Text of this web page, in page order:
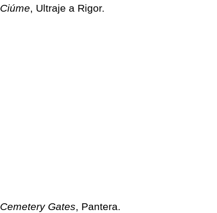
Ciúme, Ultraje a Rigor.
Cemetery Gates, Pantera.